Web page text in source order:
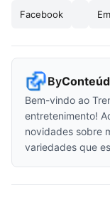
Facebook
By
Bem-vindo ao
entretenimento!
novidades sobre
variedades que